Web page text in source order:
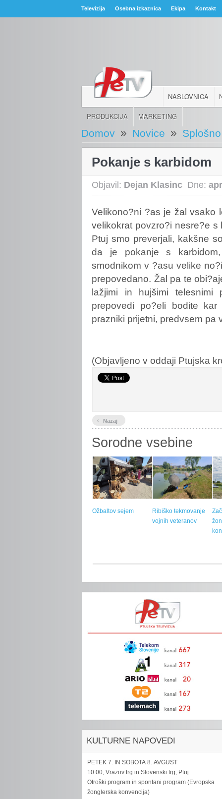
Televizija Osebna izkaznica Ekipa Kontakt
NASLOVNICA
PRODUKCIJA MARKETING
Domov » Novice » Splošno
Pokanje s karbidom
Objavil: Dejan Klasinc Dne:
Velikono?ni ?as je žal vsako
velikokrat povzro?i nesre?e
Ptuj smo preverjali, kakšne
da je pokanje s
smodnikom v ?asu velike
prepovedano. Žal pa te
lažjimi in hujšimi telesnimi
prepovedi po?eli bodite
prazniki prijetni, predvsem pa
(Objavljeno v oddaji Ptujska
‹ Nazaj
Sorodne vsebine
Ožbaltov sejem
Ribiško tekmovanje
vojnih veteranov
KULTURNE NAPOVEDI
PETEK 7. IN SOBOTA 8. AVGUST
10.00, Vrazov trg in Slovenski trg, Ptuj
Otroški program in spontani program (Evropska
žonglerska konvencija)